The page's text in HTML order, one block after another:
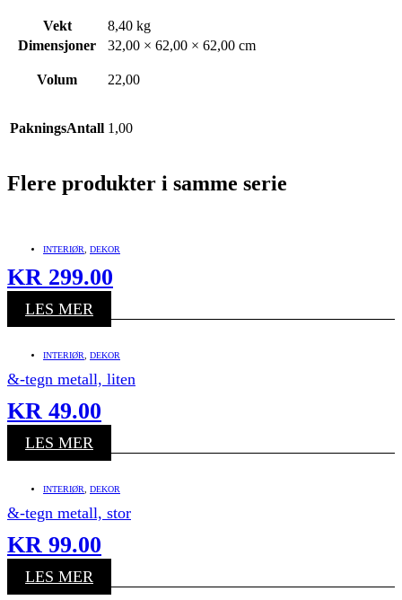
Vekt
8,40 kg
Dimensjoner
32,00 × 62,00 × 62,00 cm
Volum 22,00
PakningsAntall 1,00
Flere produkter i samme serie
INTERIØR DEKOR
KR 299.00
LES MER
INTERIØR DEKOR
&-tegn metall, liten
KR 49.00
LES MER
INTERIØR DEKOR
&-tegn metall, stor
KR 99.00
LES MER